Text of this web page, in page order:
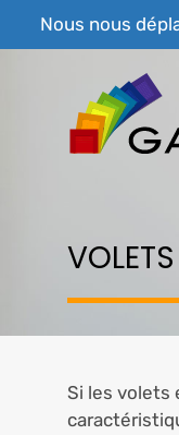
Nous nous
Si les volets